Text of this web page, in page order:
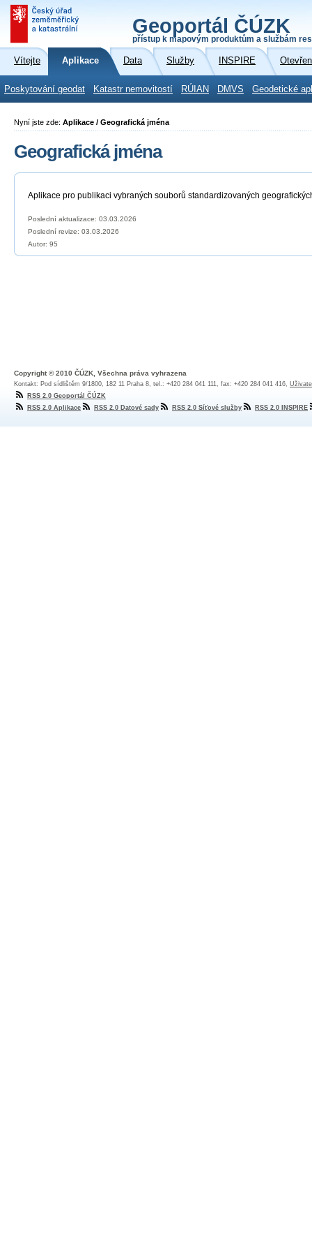
Geoportál ČÚZK
přístup k mapovým produktům a službám
Vítejte Aplikace Data Služby INSPIRE
Poskytování geodat Katastr nemovitostí RÚIAN DMVS Geodetické
Nyní jste zde: Aplikace / Geografická jména
Geografická jména
Aplikace pro publikaci vybraných souborů standardizovaných
Poslední aktualizace: 03.03.2026
Poslední revize: 03.03.2026
Autor: 95
Copyright © 2010 ČÚZK, Všechna práva vyhrazena
Kontakt: Pod sídlištěm 9/1800, 182 11 Praha 8, tel.: +420 284 041 111, fax: +420 284 041 416,
RSS 2.0 Geoportál ČÚZK
RSS 2.0 Aplikace
RSS 2.0 Datové sady RSS 2.0 Síťové služby RSS 2.0 INSPIRE